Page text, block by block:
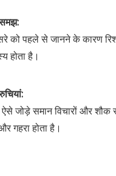
को पहले से जानने के कारण
होता है।
जोड़े समान विचारों और
गहरा होता है।